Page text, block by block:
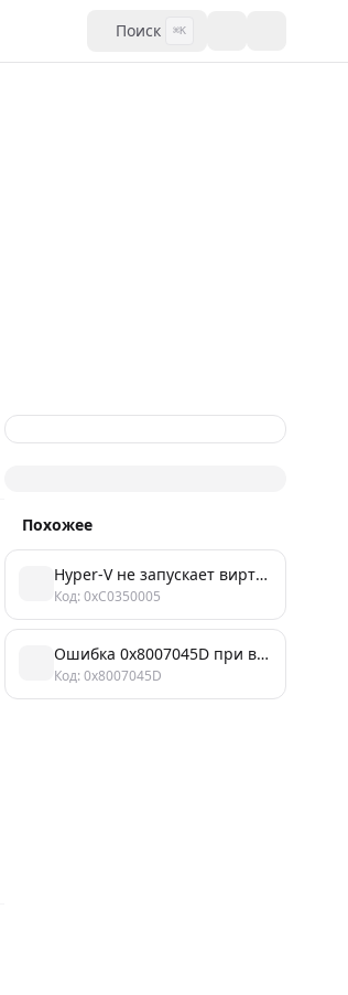
Поиск ⌘K
Похожее
Hyper-V не запускает виртуальную машину: быстрое решение ошибки
Код: 0xC0350005
Ошибка 0x8007045D при включении функций Windows: причины и решение
Код: 0x8007045D